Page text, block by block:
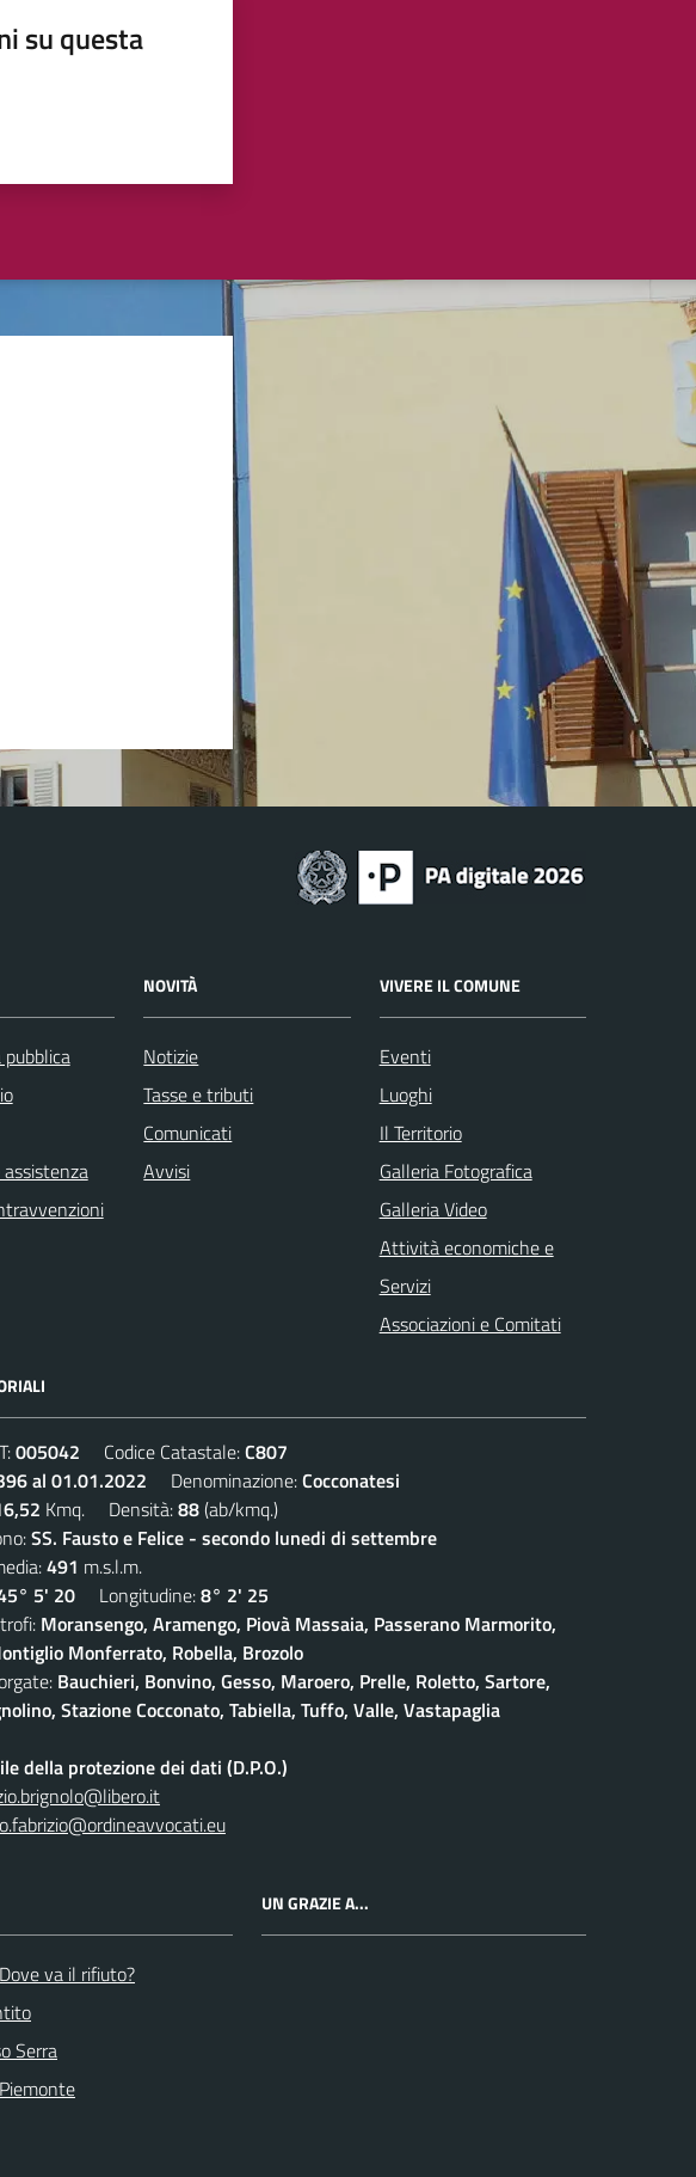
su questa
pubblica
NOVITÀ
Notizie
Tasse e tributi
Comunicati
Avvisi
VIVERE IL COMUNE
Eventi
Luoghi
Il Territorio
Galleria Fotografica
Galleria Video
Attività economiche e
Servizi
Associazioni e Comitati
005042 Codice Catastale:C807
al 01.01.2022 Denominazione:Cocconatesi
Kmq. Densità:88(ab/kmq.)
SS. Fausto e Felice - secondo lunedi di settembre
491 m.s.l.m.
5' 20 Longitudine:8° 2' 25
Moransengo, Aramengo, Piovà Massaia, Passerano Marmorito,
Monferrato, Robella, Brozolo
Bauchieri, Bonvino, Gesso, Maroero, Prelle, Roletto, Sartore,
Stazione Cocconato, Tabiella, Tuffo, Valle, Vastapaglia
della protezione dei dati (D.P.O.)
va il rifiuto?
Serra
UN GRAZIE A...